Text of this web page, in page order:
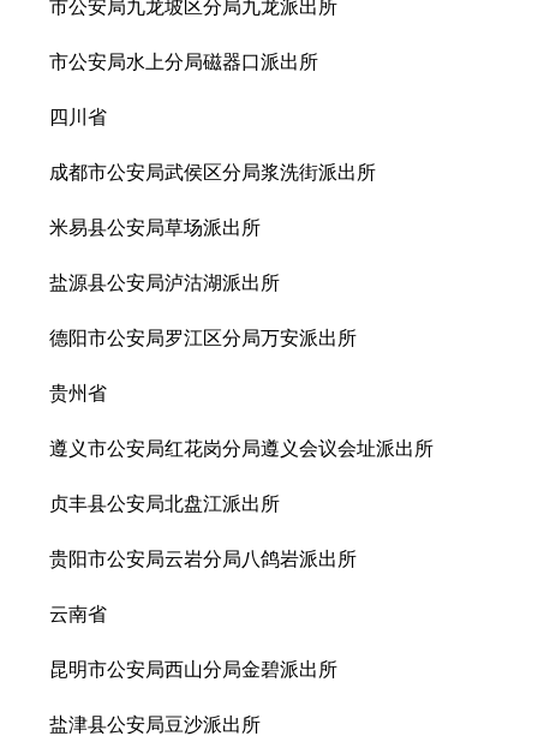
市公安局九龙坡区分局九龙派出所
市公安局水上分局磁器口派出所
四川省
成都市公安局武侯区分局浆洗街派出所
米易县公安局草场派出所
盐源县公安局泸沽湖派出所
德阳市公安局罗江区分局万安派出所
贵州省
遵义市公安局红花岗分局遵义会议会址派出所
贞丰县公安局北盘江派出所
贵阳市公安局云岩分局八鸽岩派出所
云南省
昆明市公安局西山分局金碧派出所
盐津县公安局豆沙派出所